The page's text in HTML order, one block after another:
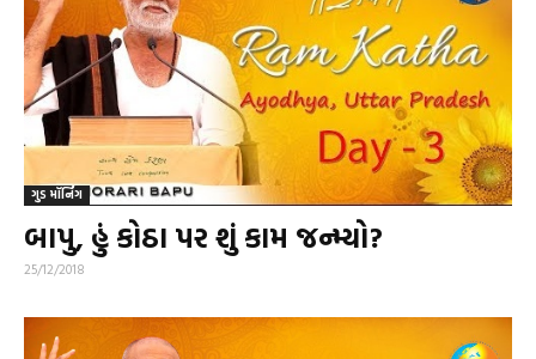
ગુડ મૉર્નિંગ
બાપુ, હું કોઠા પર શું કામ જન્મ્યો?
25/12/2018